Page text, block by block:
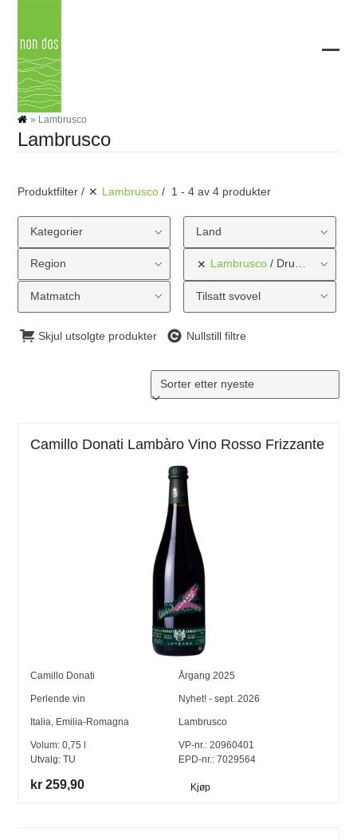
content
» Lambrusco
Lambrusco
Produktfilter Lambrusco 1 - 4 av 4 produkter
Kategorier Land
Region Lambrusco Druetype
Matmatch Tilsatt svovel
Skjul utsolgte produkter Nullstill filtre
Camillo Donati Lambàro Vino Rosso Frizzante
Camillo Donati Årgang 2025
Perlende vin Nyhet! - sept. 2026
Italia, Emilia-Romagna Lambrusco
Volum:0,75
Utvalg:TU
VP-nr.: 20960401
EPD-nr.: 7029564
kr 259,90 Kjøp